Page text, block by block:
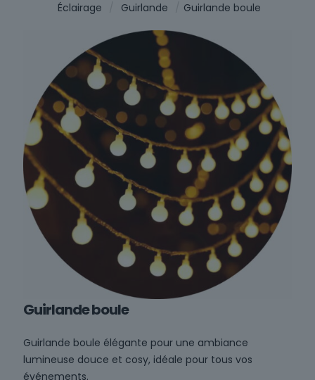
Éclairage
Guirlande Guirlande boule
Guirlande boule
Guirlande boule élégante pour une ambiance
lumineuse douce et cosy, idéale pour tous vos
événements.